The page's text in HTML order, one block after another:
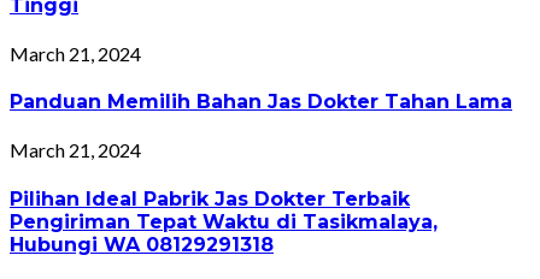
Tinggi
March 21, 2024
Panduan Memilih Bahan Jas Dokter Tahan Lama
March 21, 2024
Pilihan Ideal Pabrik Jas Dokter Terbaik
Pengiriman Tepat Waktu di Tasikmalaya,
Hubungi WA 08129291318